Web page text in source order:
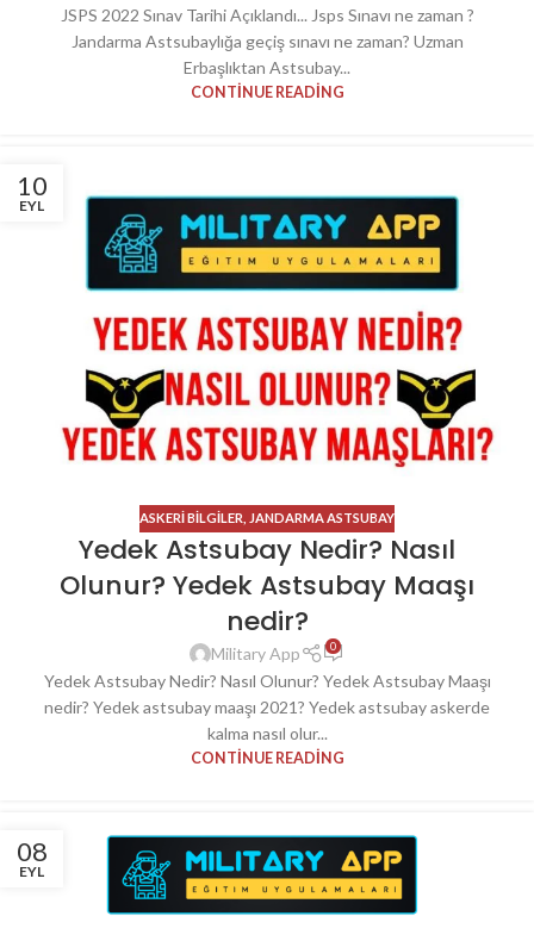
JSPS 2022 Sınav Tarihi Açıklandı... Jsps Sınavı ne zaman ?
Jandarma Astsubaylığa geçiş sınavı ne zaman? Uzman
Erbaşlıktan Astsubay...
CONTINUE READING
10
EYL
ASKERI BILGILER JANDARMA ASTSUBAY
Yedek Astsubay Nedir? Nasıl
Olunur? Yedek Astsubay Maaşı
nedir?
Military App 0
Yedek Astsubay Nedir? Nasıl Olunur? Yedek Astsubay Maaşı
nedir? Yedek astsubay maaşı 2021? Yedek astsubay askerde
kalma nasıl olur...
CONTINUE READING
08
EYL